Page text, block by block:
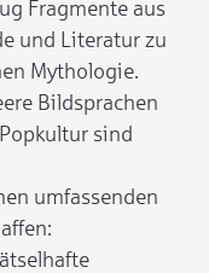
Fragmente aus
und Literatur zu
Mythologie.
Bildsprachen
sind
umfassenden